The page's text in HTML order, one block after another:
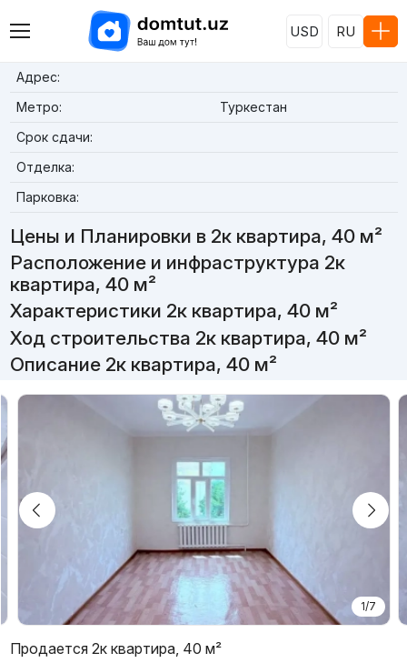
USD RU
Адрес:
Метро:
Туркестан
Срок сдачи:
Отделка:
Парковка:
Цены и Планировки в 2к квартира, 40 м²
Расположение и инфраструктура 2к
квартира, 40 м²
Характеристики 2к квартира, 40 м²
Ход строительства 2к квартира, 40 м²
Описание 2к квартира, 40 м²
1/7
Продается 2к квартира, 40 м²